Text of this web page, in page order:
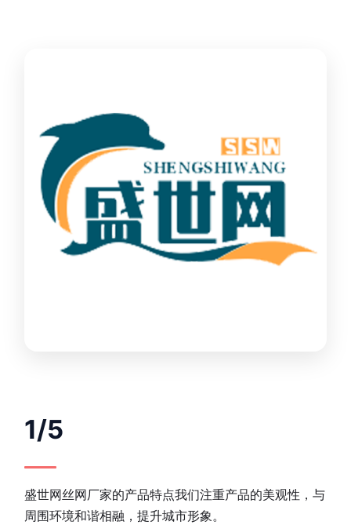
1/5
盛世网丝网厂家的产品特点我们注重产品的美观性，与
周围环境和谐相融，提升城市形象。